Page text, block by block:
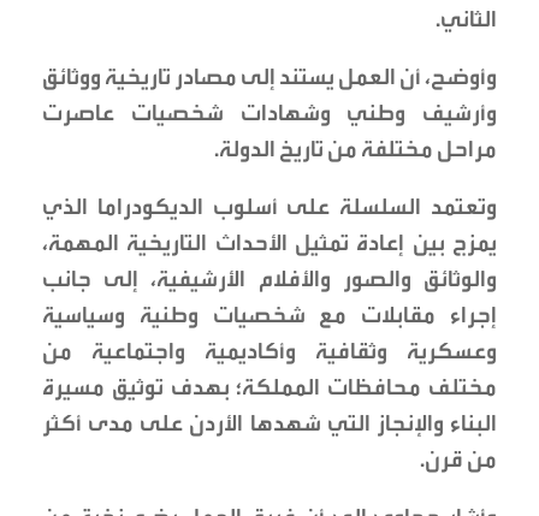
الثاني.
وأوضح، أن العمل يستند إلى مصادر تاريخية ووثائق
وأرشيف وطني وشهادات شخصيات عاصرت
مراحل مختلفة من تاريخ الدولة.
وتعتمد السلسلة على أسلوب الديكودراما الذي
يمزج بين إعادة تمثيل الأحداث التاريخية المهمة،
والوثائق والصور والأفلام الأرشيفية، إلى جانب
إجراء مقابلات مع شخصيات وطنية وسياسية
وعسكرية وثقافية وأكاديمية واجتماعية من
مختلف محافظات المملكة؛ بهدف توثيق مسيرة
البناء والإنجاز التي شهدها الأردن على مدى أكثر
من قرن.